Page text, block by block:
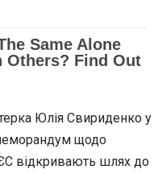
Юлія Свириденко у
щодо
відкривають шлях до